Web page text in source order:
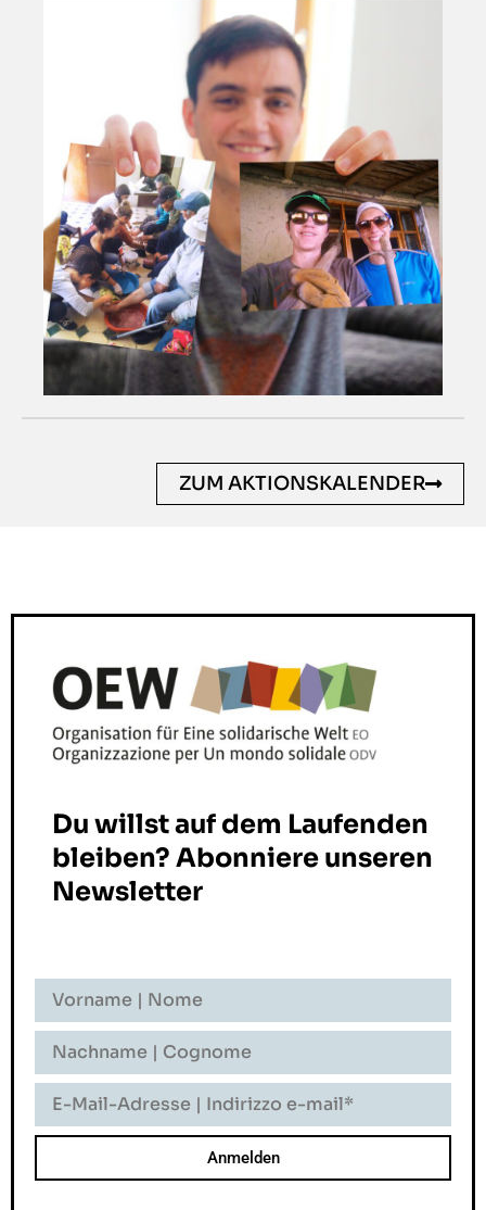
ZUM AKTIONSKALENDER
Du willst auf dem Laufenden
bleiben? Abonniere unseren
Newsletter
Vorname
Nome
Nachname
Cognome
E-
Mail-
Adresse
-
E-